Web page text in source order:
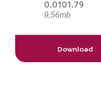
0.0101.79
9,56mb
Download